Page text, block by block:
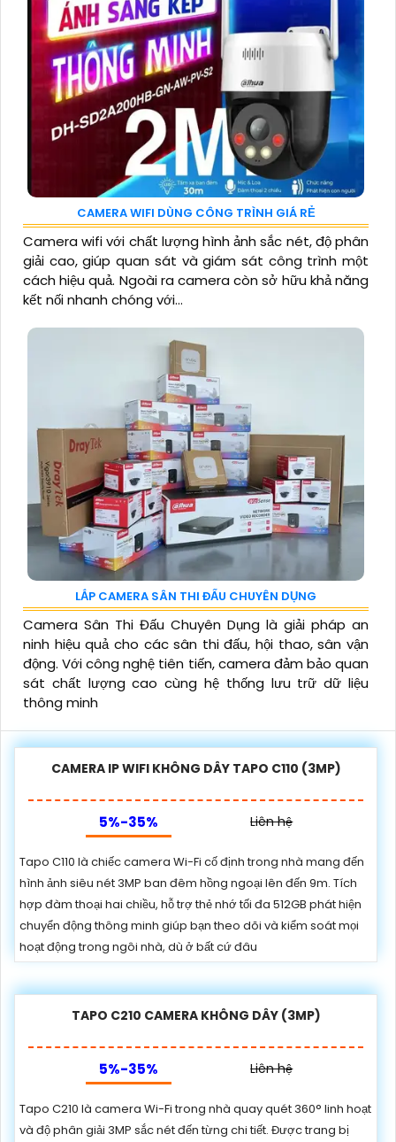
CAMERA WIFI DÙNG CÔNG TRÌNH GIÁ RẺ
Camera wifi với chất lượng hình ảnh sắc nét, độ phân
giải cao, giúp quan sát và giám sát công trình một
cách hiệu quả. Ngoài ra camera còn sở hữu khả năng
kết nối nhanh chóng với...
LẮP CAMERA SÂN THI ĐẤU CHUYÊN DỤNG
Camera Sân Thi Đấu Chuyên Dụng là giải pháp an
ninh hiệu quả cho các sân thi đấu, hội thao, sân vận
động. Với công nghệ tiên tiến, camera đảm bảo quan
sát chất lượng cao cùng hệ thống lưu trữ dữ liệu
thông minh
CAMERA IP WIFI KHÔNG DÂY TAPO C110 (3MP)
5%-35% Liên hệ
Tapo C110 là chiếc camera Wi-Fi cố định trong nhà mang đến
hình ảnh siêu nét 3MP ban đêm hồng ngoại lên đến 9m. Tích
hợp đàm thoại hai chiều, hỗ trợ thẻ nhớ tối đa 512GB phát hiện
chuyển động thông minh giúp bạn theo dõi và kiểm soát mọi
hoạt động trong ngôi nhà, dù ở bất cứ đâu
TAPO C210 CAMERA KHÔNG DÂY (3MP)
5%-35% Liên hệ
Tapo C210 là camera Wi-Fi trong nhà quay quét 360° linh hoạt
và độ phân giải 3MP sắc nét đến từng chi tiết. Được trang bị